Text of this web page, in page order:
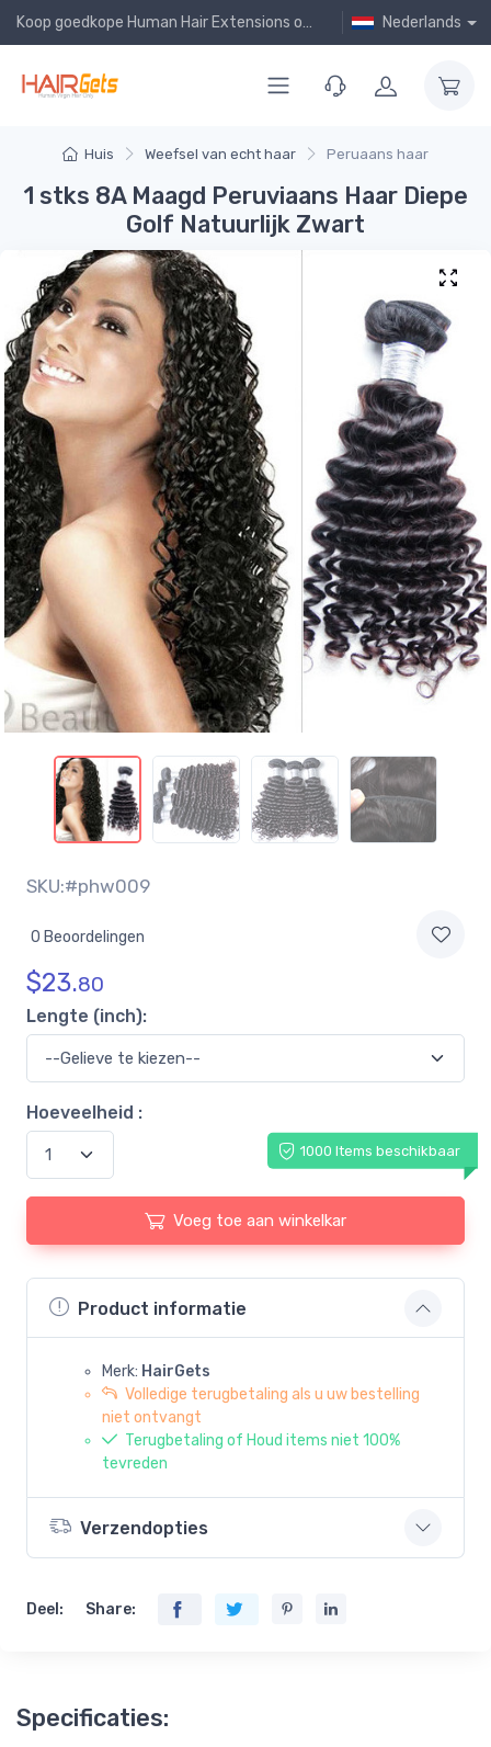
Koop goedkope Human Hair Extensions online! Nederlands
Huis Weefsel van echt haar Peruaans haar
1 stks 8A Maagd Peruviaans Haar Diepe
Golf Natuurlijk Zwart
SKU:#phw009
0 Beoordelingen
$23.80
Lengte (inch):
Hoeveelheid :
1000 Items beschikbaar
Voeg toe aan winkelkar
Product informatie
Merk: HairGets
Volledige terugbetaling als u uw bestelling
niet ontvangt
Terugbetaling of Houd items niet 100%
tevreden
Verzendopties
Deel: Share:
Specificaties: